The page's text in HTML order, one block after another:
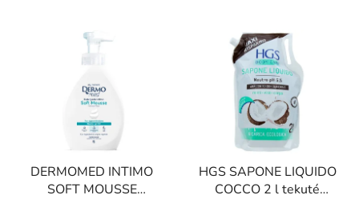
DERMOMED INTIMO
SOFT MOUSSE
HGS SAPONE LIQUIDO
COCCO 2 l tekuté